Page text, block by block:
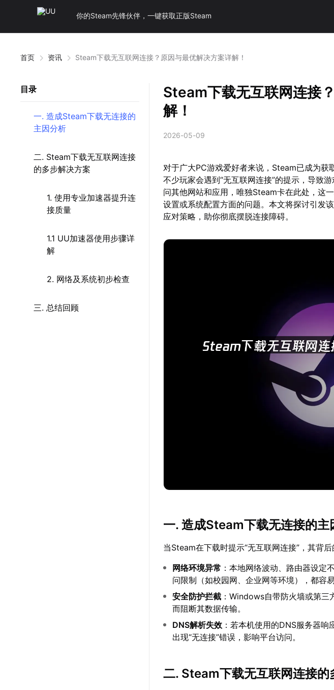
你的Steam先锋伙伴，一键获取正版Steam
首页 资讯 Steam下载无互联网连接？原因与最优解决方案详解！
目录
一. 造成Steam下载无连接的
主因分析
二. Steam下载无互联网连接
的多步解决方案
1. 使用专业加速器提升连
接质量
1.1 UU加速器使用步骤详
解
2. 网络及系统初步检查
三. 总结回顾
Steam下载无互联网连接
解！
2026-05-09
对于广大PC游戏爱好者来说，Steam已成为获
不少玩家会遇到“无互联网连接”的提示，导致
问其他网站和应用，唯独Steam卡在此处，这
设置或系统配置方面的问题。本文将探讨引发
应对策略，助你彻底摆脱连接障碍。
一. 造成Steam下载无连接的主
当Steam在下载时提示“无互联网连接”，其背
网络环境异常 ：本地网络波动、路由器设定
问限制（如校园网、企业网等环境），都容
安全防护拦截 ：Windows自带防火墙或第
而阻断其数据传输。
DNS解析失效 ：若本机使用的DNS服务器
出现“无连接”错误，影响平台访问。
二. Steam下载无互联网连接的